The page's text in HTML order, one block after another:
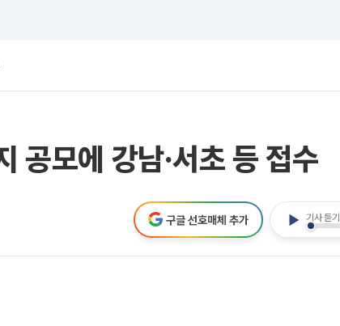
공모에 강남·서초 등 접수
기사 듣기
구글 선호매체 추가